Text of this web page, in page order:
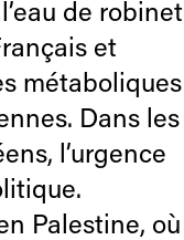
de robinet
et
métaboliques
Dans les
l’urgence
Palestine, où